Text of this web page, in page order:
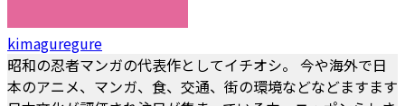
kimaguregure
昭和の忍者マンガの代表作としてイチオシ。 今や海外で日
本のアニメ、マンガ、食、交通、街の環境などなどますます